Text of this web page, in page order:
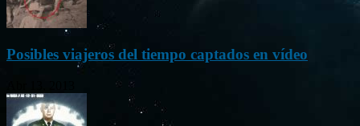
Posibles viajeros del tiempo captados en vídeo